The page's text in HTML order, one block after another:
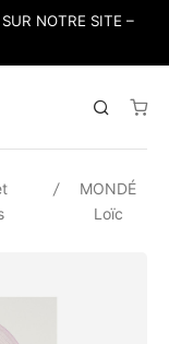
NOTRE SITE –
Search
/
MONDÉ
Loïc